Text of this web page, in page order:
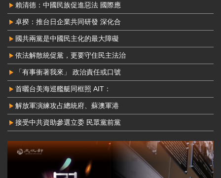
賴清德：中國民族促進惡法 國際應
卓揆：推台日企業共同研發 深化合
國共兩黨是中國民主化的最大障礙
依法解散統促黨，更要守住民主法治
「有事衝著我來」 政治責任或口號
首曬台美海巡艦艇同框照 AIT：
解放軍演練攻占總統府、蘇澳軍港
接受中共資助參選立委 民眾黨前黨